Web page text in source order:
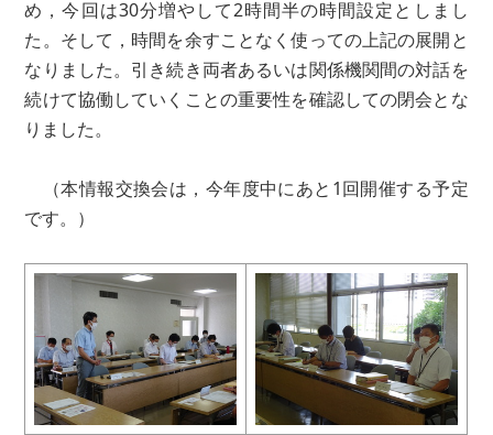
め，今回は30分増やして2時間半の時間設定としまし
た。そして，時間を余すことなく使っての上記の展開と
なりました。引き続き両者あるいは関係機関間の対話を
続けて協働していくことの重要性を確認しての閉会とな
りました。
（本情報交換会は，今年度中にあと1回開催する予定
です。）